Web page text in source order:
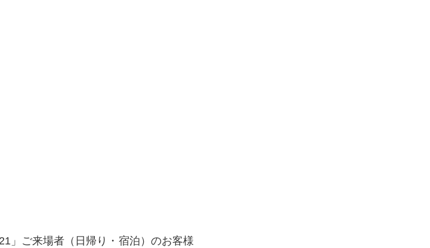
」ご来場者（日帰り・宿泊）のお客様